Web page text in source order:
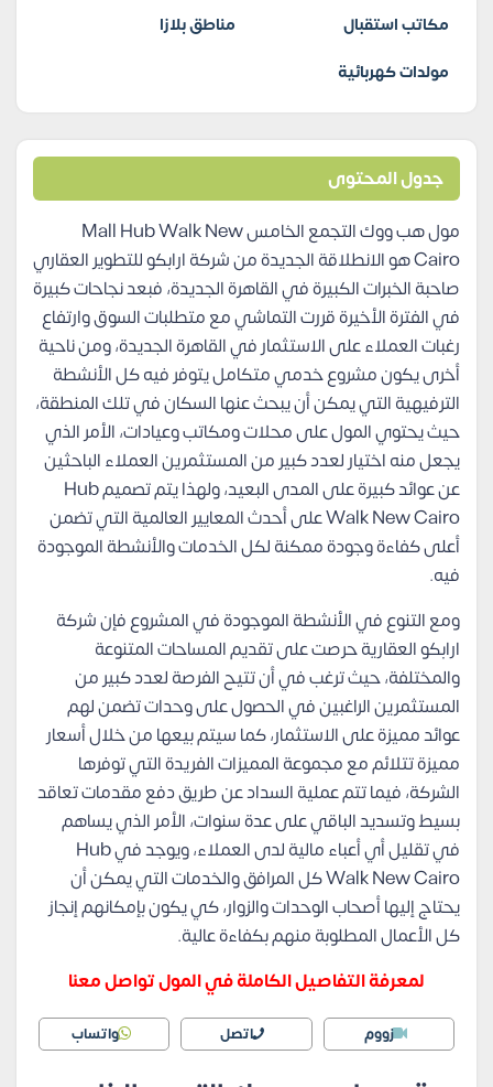
مكاتب استقبال
مناطق بلازا
مولدات كهربائية
جدول المحتوى
مول هب ووك التجمع الخامس Mall Hub Walk New
Cairo هو الانطلاقة الجديدة من شركة ارابكو للتطوير العقاري
صاحبة الخبرات الكبيرة في القاهرة الجديدة، فبعد نجاحات كبيرة
في الفترة الأخيرة قررت التماشي مع متطلبات السوق وارتفاع
رغبات العملاء على الاستثمار في القاهرة الجديدة، ومن ناحية
أخرى يكون مشروع خدمي متكامل يتوفر فيه كل الأنشطة
الترفيهية التي يمكن أن يبحث عنها السكان في تلك المنطقة،
حيث يحتوي المول على محلات ومكاتب وعيادات، الأمر الذي
يجعل منه اختيار لعدد كبير من المستثمرين العملاء الباحثين
عن عوائد كبيرة على المدى البعيد، ولهذا يتم تصميم Hub
Walk New Cairo على أحدث المعايير العالمية التي تضمن
أعلى كفاءة وجودة ممكنة لكل الخدمات والأنشطة الموجودة
فيه.
ومع التنوع في الأنشطة الموجودة في المشروع فإن شركة
ارابكو العقارية حرصت على تقديم المساحات المتنوعة
والمختلفة، حيث ترغب في أن تتيح الفرصة لعدد كبير من
المستثمرين الراغبين في الحصول على وحدات تضمن لهم
عوائد مميزة على الاستثمار، كما سيتم بيعها من خلال أسعار
مميزة تتلائم مع مجموعة المميزات الفريدة التي توفرها
الشركة، فيما تتم عملية السداد عن طريق دفع مقدمات تعاقد
بسيط وتسديد الباقي على عدة سنوات، الأمر الذي يساهم
في تقليل أي أعباء مالية لدى العملاء، ويوجد في Hub
Walk New Cairo كل المرافق والخدمات التي يمكن أن
يحتاج إليها أصحاب الوحدات والزوار، كي يكون بإمكانهم إنجاز
كل الأعمال المطلوبة منهم بكفاءة عالية.
لمعرفة التفاصيل الكاملة في المول تواصل معنا
زووم اتصل واتساب